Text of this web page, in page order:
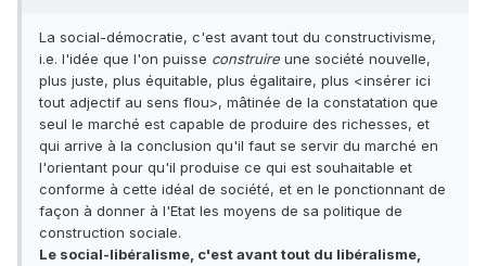
La social-démocratie, c'est avant tout du constructivisme,
i.e. l'idée que l'on puisse construire une société nouvelle,
plus juste, plus équitable, plus égalitaire, plus <insérer ici
tout adjectif au sens flou>, mâtinée de la constatation que
seul le marché est capable de produire des richesses, et
qui arrive à la conclusion qu'il faut se servir du marché en
l'orientant pour qu'il produise ce qui est souhaitable et
conforme à cette idéal de société, et en le ponctionnant de
façon à donner à l'Etat les moyens de sa politique de
construction sociale.
Le social-libéralisme, c'est avant tout du libéralisme,